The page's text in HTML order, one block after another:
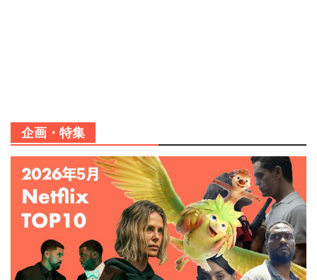
企画・特集